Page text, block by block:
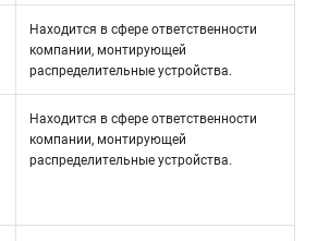
Находится в сфере ответственности
компании, монтирующей
распределительные устройства.
Находится в сфере ответственности
компании, монтирующей
распределительные устройства.